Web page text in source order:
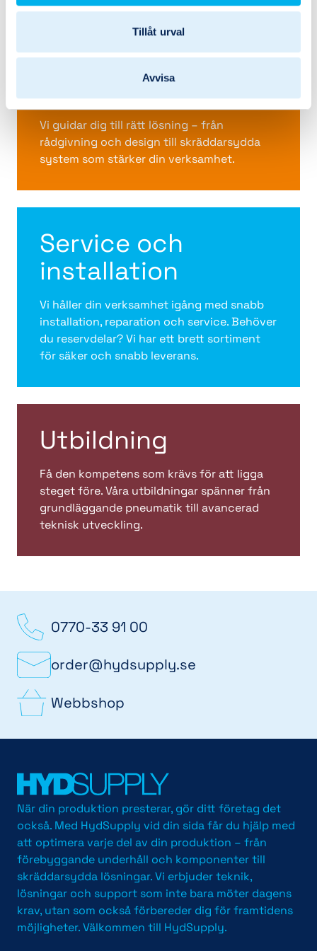
Tillåt urval
Avvisa
Tjänster och
lösningar
Vi guidar dig till rätt lösning – från
rådgivning och design till skräddarsydda
system som stärker din verksamhet.
Service och
installation
Vi håller din verksamhet igång med snabb
installation, reparation och service. Behöver
du reservdelar? Vi har ett brett sortiment
för säker och snabb leverans.
Utbildning
Få den kompetens som krävs för att ligga
steget före. Våra utbildningar spänner från
grundläggande pneumatik till avancerad
teknisk utveckling.
0770-33 91 00
order@hydsupply.se
Webbshop
När din produktion presterar, gör ditt företag det
också. Med HydSupply vid din sida får du hjälp med
att optimera varje del av din produktion – från
förebyggande underhåll och komponenter till
skräddarsydda lösningar. Vi erbjuder teknik,
lösningar och support som inte bara möter dagens
krav, utan som också förbereder dig för framtidens
möjligheter. Välkommen till HydSupply.